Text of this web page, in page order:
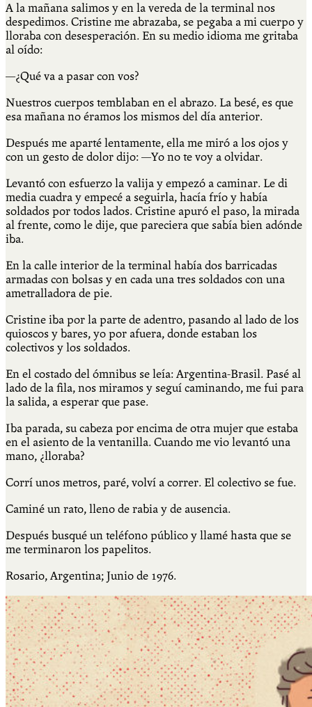
A la mañana salimos y en la vereda de la terminal nos
despedimos. Cristine me abrazaba, se pegaba a mi cuerpo y
lloraba con desesperación. En su medio idioma me gritaba
al oído:
—¿Qué va a pasar con vos?
Nuestros cuerpos temblaban en el abrazo. La besé, es que
esa mañana no éramos los mismos del día anterior.
Después me aparté lentamente, ella me miró a los ojos y
con un gesto de dolor dijo: —Yo no te voy a olvidar.
Levantó con esfuerzo la valija y empezó a caminar. Le di
media cuadra y empecé a seguirla, hacía frío y había
soldados por todos lados. Cristine apuró el paso, la mirada
al frente, como le dije, que pareciera que sabía bien adónde
iba.
En la calle interior de la terminal había dos barricadas
armadas con bolsas y en cada una tres soldados con una
ametralladora de pie.
Cristine iba por la parte de adentro, pasando al lado de los
quioscos y bares, yo por afuera, donde estaban los
colectivos y los soldados.
En el costado del ómnibus se leía: Argentina-Brasil. Pasé al
lado de la fila, nos miramos y seguí caminando, me fui para
la salida, a esperar que pase.
Iba parada, su cabeza por encima de otra mujer que estaba
en el asiento de la ventanilla. Cuando me vio levantó una
mano, ¿lloraba?
Corrí unos metros, paré, volví a correr. El colectivo se fue.
Caminé un rato, lleno de rabia y de ausencia.
Después busqué un teléfono público y llamé hasta que se
me terminaron los papelitos.
Rosario, Argentina; Junio de 1976.